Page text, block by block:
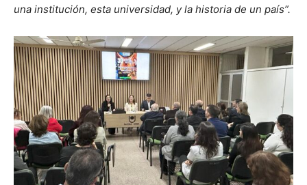
una institución, esta universidad, y la historia de un país”.